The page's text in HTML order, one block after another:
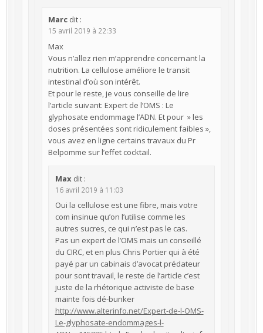
Marc dit :
15 avril 2019 à 22:33
Max
Vous n’allez rien m’apprendre concernant la
nutrition. La cellulose améliore le transit
intestinal d’où son intérêt.
Et pour le reste, je vous conseille de lire
l’article suivant: Expert de l’OMS : Le
glyphosate endommage l’ADN. Et pour » les
doses présentées sont ridiculement faibles »,
vous avez en ligne certains travaux du Pr
Belpomme sur l’effet cocktail.
Max dit :
16 avril 2019 à 11:03
Oui la cellulose est une fibre, mais votre
com insinue qu’on l’utilise comme les
autres sucres, ce qui n’est pas le cas.
Pas un expert de l’OMS mais un conseillé
du CIRC, et en plus Chris Portier qui à été
payé par un cabinais d’avocat prédateur
pour sont travail, le reste de l’article c’est
juste de la rhétorique activiste de base
mainte fois dé-bunker
http://www.alterinfo.net/Expert-de-l-OMS-
Le-glyphosate-endommages-l-